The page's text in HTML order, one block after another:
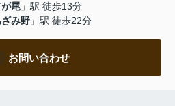
尾 」駅 徒歩13分
み野 」駅 徒歩22分
お問い合わせ